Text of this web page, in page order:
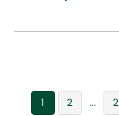
1 2 ... 2